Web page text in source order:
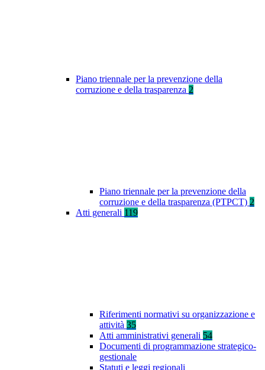
Piano triennale per la prevenzione della
corruzione e della trasparenza 2
Piano triennale per la prevenzione della
corruzione e della trasparenza (PTPCT) 2
Atti generali 119
Riferimenti normativi su organizzazione e
attività 35
Atti amministrativi generali 54
Documenti di programmazione strategico-
gestionale
Statuti e leggi regionali